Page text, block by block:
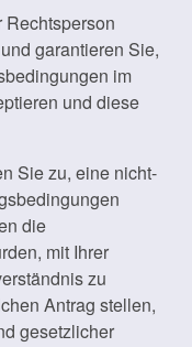
garantieren Sie,
im
und diese
Sie zu, eine nicht-
die
mit Ihrer
zu
Antrag stellen,
gesetzlicher